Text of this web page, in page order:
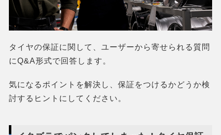
タイヤの保証に関して、ユーザーから寄せられる質問
にQ&A形式で回答します。
気になるポイントを解決し、保証をつけるかどうか検
討するヒントにしてください。